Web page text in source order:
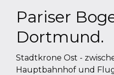
Pariser
Dortmund.
Stadtkrone Ost -
Hauptbahnhof und